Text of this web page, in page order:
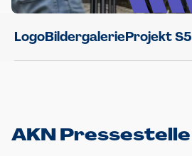
LogoBildergalerieProjekt S5
AKN Pressestelle